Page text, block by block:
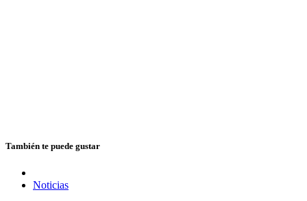
También te puede gustar
Noticias